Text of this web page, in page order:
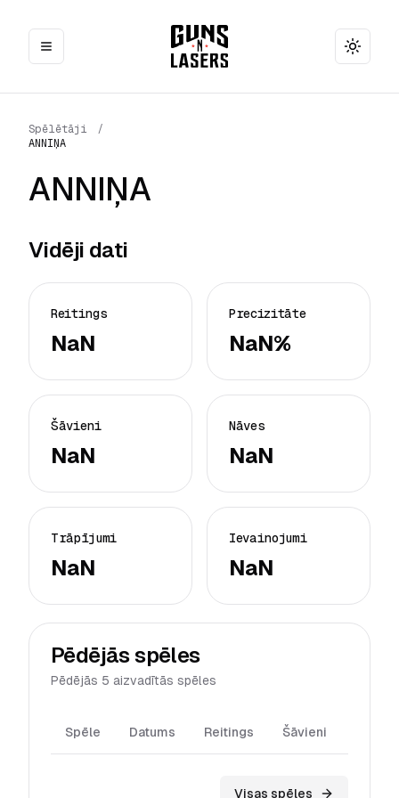
Toggle
Spēlētāji
/
ANNIŅA
ANNIŅA
Vidēji dati
Reitings
NaN
Precizitāte
NaN%
Šāvieni
NaN
Nāves
NaN
Trāpījumi
NaN
Ievainojumi
NaN
Pēdējās spēles
Pēdējās 5 aizvadītās spēles
Spēle Datums Reitings Šāvieni
Visas spēles